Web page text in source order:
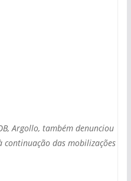
Argollo, também denunciou
das mobilizações